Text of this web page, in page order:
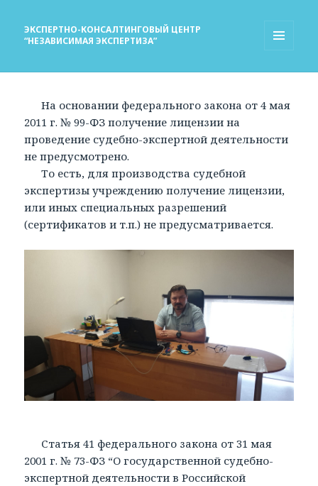
ЭКСПЕРТНО-КОНСАЛТИНГОВЫЙ ЦЕНТР
“НЕЗАВИСИМАЯ ЭКСПЕРТИЗА”
На основании федерального закона от 4 мая
2011 г. № 99-ФЗ получение лицензии на
проведение судебно-экспертной деятельности
не предусмотрено.
То есть, для производства судебной
экспертизы учреждению получение лицензии,
или иных специальных разрешений
(сертификатов и т.п.) не предусматривается.
Статья 41 федерального закона от 31 мая
2001 г. № 73-ФЗ “О государственной судебно-
экспертной деятельности в Российской